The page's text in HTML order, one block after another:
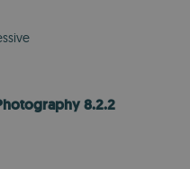
8.2.2